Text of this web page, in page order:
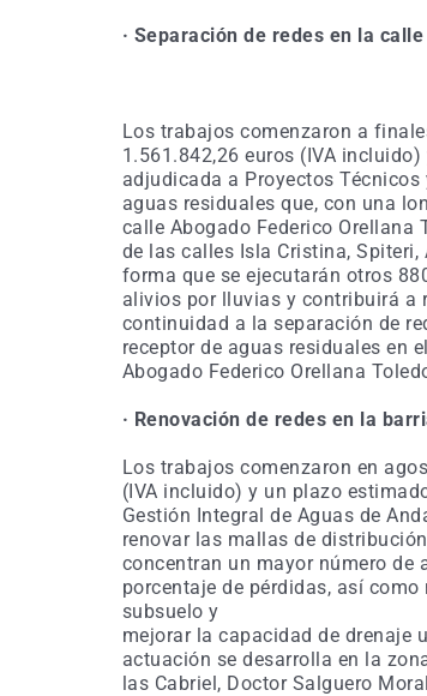
· Separación de redes en la
Los trabajos comenzaron a
1.561.842,26 euros (IVA
adjudicada a Proyectos
aguas residuales que, con una
calle Abogado Federico Orellana
de las calles Isla Cristina,
forma que se ejecutarán otros
alivios por lluvias y contribuirá a
continuidad a la separación de
receptor de aguas residuales en
Abogado Federico Orellana
· Renovación de redes en la
Los trabajos comenzaron en
(IVA incluido) y un plazo
Gestión Integral de Aguas de
renovar las mallas de
concentran un mayor número de
porcentaje de pérdidas, así
subsuelo y
mejorar la capacidad de drenaje
actuación se desarrolla en la
las Cabriel, Doctor Salguero